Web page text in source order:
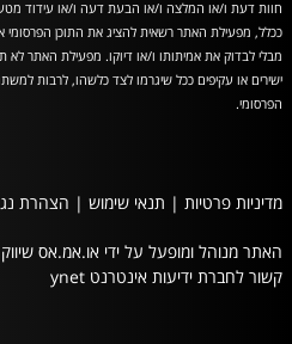
חוות דעת ו/או המלצה ו/או הבעת דעה ו/או עידוד
מבלי לבדוק את אמיתותו ו/או דיוקו. מפעילת האתר לא
ישירים או עקיפים ככל שיגרמו לצד כלשהו, לרבות
הפרסומי.
מדיניות פרטיות | תנאי שימוש | הצהרת
האתר מנוהל ומופעל על ידי או.אמ.אס
קשור לחברת ידיעות אינטרנט ynet